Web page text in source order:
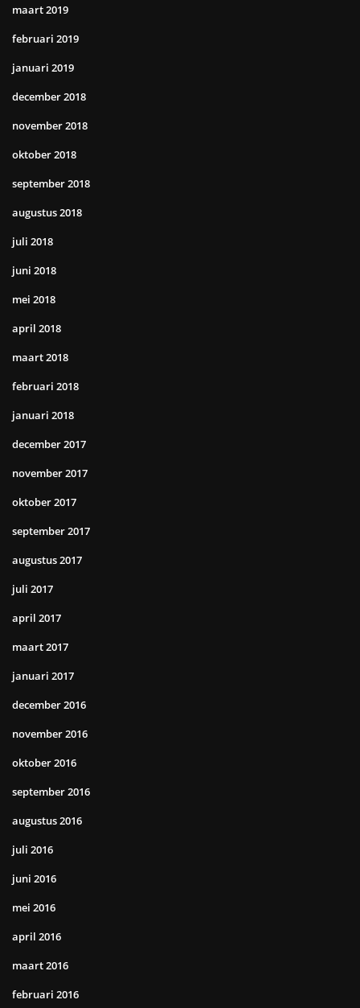
maart 2019
februari 2019
januari 2019
december 2018
november 2018
oktober 2018
september 2018
augustus 2018
juli 2018
juni 2018
mei 2018
april 2018
maart 2018
februari 2018
januari 2018
december 2017
november 2017
oktober 2017
september 2017
augustus 2017
juli 2017
april 2017
maart 2017
januari 2017
december 2016
november 2016
oktober 2016
september 2016
augustus 2016
juli 2016
juni 2016
mei 2016
april 2016
maart 2016
februari 2016